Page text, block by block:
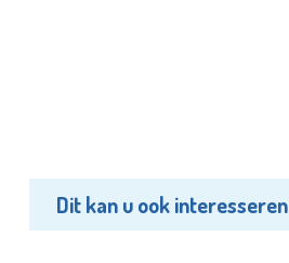
Dit kan u ook interesseren